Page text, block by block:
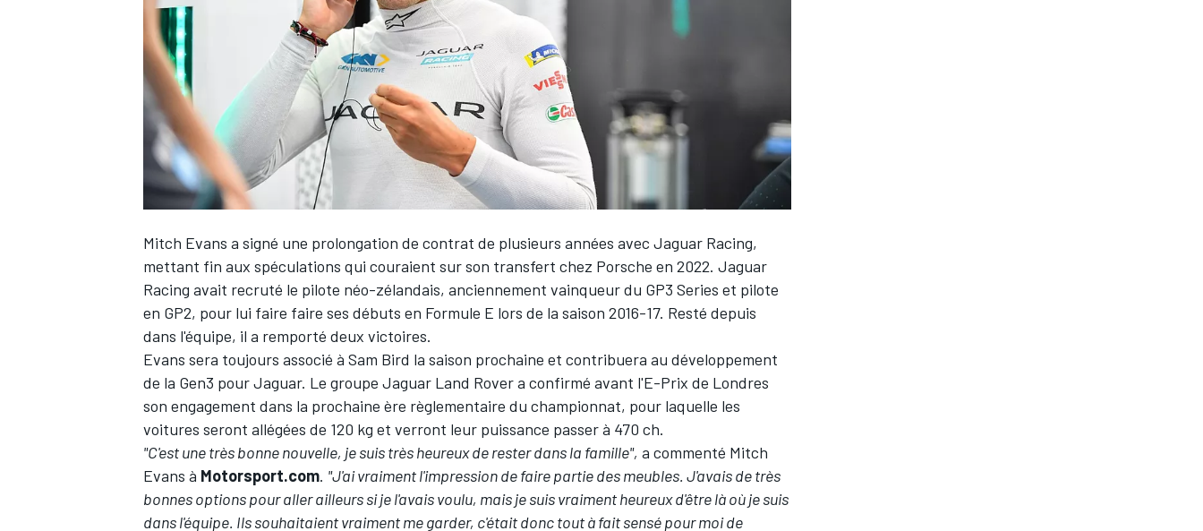
WEC
Mitch Evans a signé une prolongation de contrat de plusieurs années avec Jaguar Racing,
mettant fin aux spéculations qui couraient sur son transfert chez Porsche en 2022. Jaguar
Racing avait recruté le pilote néo-zélandais, anciennement vainqueur du GP3 Series et pilote
en GP2, pour lui faire faire ses débuts en Formule E lors de la saison 2016-17. Resté depuis
dans l'équipe, il a remporté deux victoires.
Evans sera toujours associé à Sam Bird la saison prochaine et contribuera au développement
de la Gen3 pour Jaguar. Le groupe Jaguar Land Rover a confirmé avant l'E-Prix de Londres
son engagement dans la prochaine ère règlementaire du championnat, pour laquelle les
voitures seront allégées de 120 kg et verront leur puissance passer à 470 ch.
"C'est une très bonne nouvelle, je suis très heureux de rester dans la famille", a commenté Mitch
Evans à Motorsport.com. "J'ai vraiment l'impression de faire partie des meubles. J'avais de très
bonnes options pour aller ailleurs si je l'avais voulu, mais je suis vraiment heureux d'être là où je suis
dans l'équipe. Ils souhaitaient vraiment me garder, c'était donc tout à fait sensé pour moi de